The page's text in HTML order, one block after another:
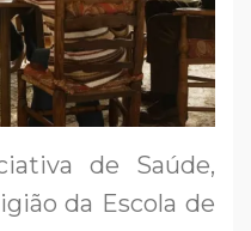
de Saúde,
da Escola de